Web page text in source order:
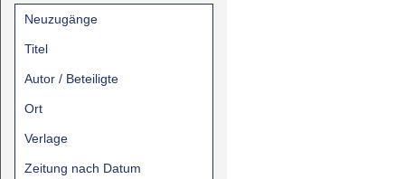
Neuzugänge
Titel
Autor / Beteiligte
Ort
Verlage
Zeitung nach Datum